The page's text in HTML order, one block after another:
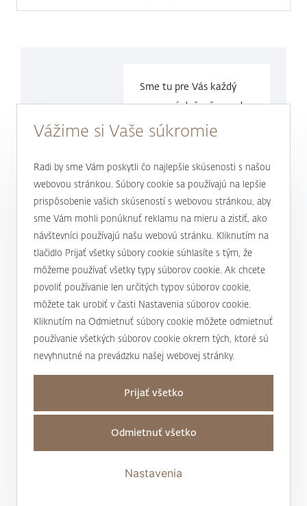
Sme tu pre Vás každý
pracovný deň v časeod
9.00 do17.00 hod.
0800 900 500
alebo +421 232 607 187
J&T BANKA
Kto sme
Magazín Magnus
Podporujeme
Užitočné informácie
Úrokové sadzby a poplatky
Bankové produkty a služby
Transakčná daň
Nastaviť cookies
Vyhlásenie o prístupnosti
Kontakty
Ste s niečím nespokojní?
Vážime si Vaše súkromie
Radi by sme Vám poskytli čo najlepšie skúsenosti s našou
webovou stránkou. Súbory cookie sa používajú na lepšie
prispôsobenie vašich skúseností s webovou stránkou, aby
sme Vám mohli ponúknuť reklamu na mieru a zistiť, ako
návštevníci používajú našu webovú stránku. Kliknutím na
tlačidlo Prijať všetky súbory cookie súhlasíte s tým, že
môžeme používať všetky typy súborov cookie. Ak chcete
povoliť používanie len určitých typov súborov cookie,
môžete tak urobiť v časti Nastavenia súborov cookie.
Kliknutím na Odmietnuť súbory cookie môžete odmietnuť
používanie všetkých súborov cookie okrem tých, ktoré sú
nevyhnutné na prevádzku našej webovej stránky.
Prijať všetko
Odmietnuť všetko
Nastavenia